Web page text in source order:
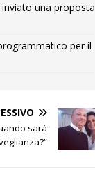
una proposta
per il
sarà